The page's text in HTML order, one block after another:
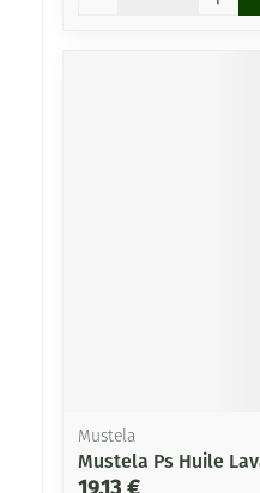
Mustela
Mustela Ps Huile